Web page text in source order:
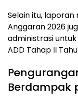
Selain itu, laporan
Anggaran 2026
administrasi untuk
ADD Tahap II
Berdampak